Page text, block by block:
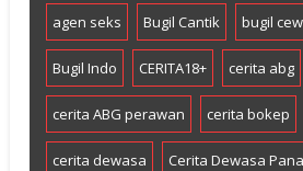
agen seks Bugil Cantik bugil
Bugil Indo CERITA18+ cerita abg
cerita ABG perawan cerita bokep
cerita dewasa Cerita Dewasa